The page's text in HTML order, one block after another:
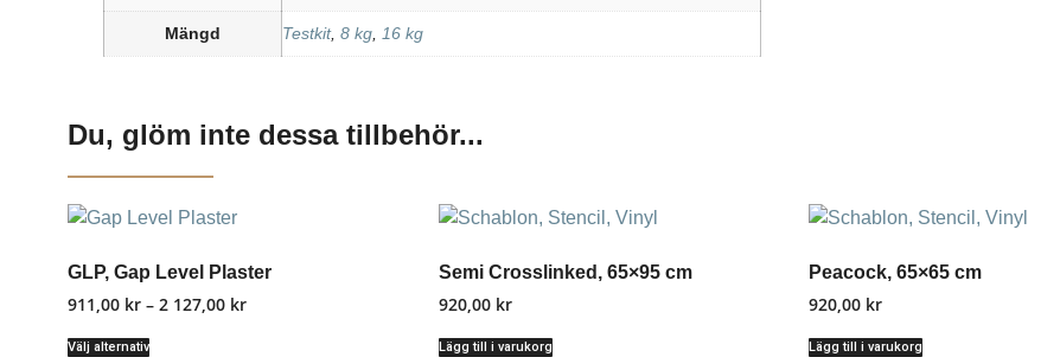
Mängd Testkit, 8 kg, 16 kg
Du, glöm inte dessa tillbehör...
GLP, Gap Level Plaster
911,00 kr – 2 127,00 kr
Välj alternativ
Semi Crosslinked, 65×95 cm
920,00 kr
Lägg till i varukorg
Peacock, 65×65 cm
920,00 kr
Lägg till i varukorg